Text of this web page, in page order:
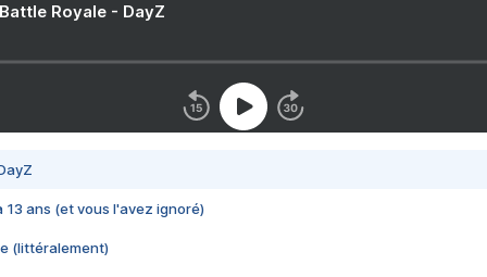
Royale - DayZ
13 ans (et vous l'avez ignoré)
(littéralement)